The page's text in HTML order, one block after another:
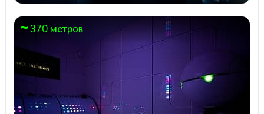
370 метров